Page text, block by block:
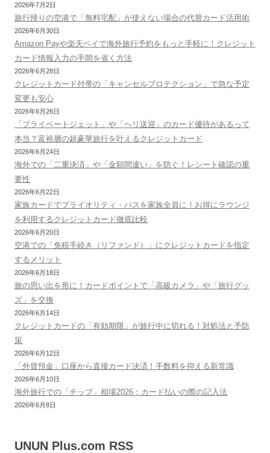
2026年7月2日
旅行帰りの空港で「無料宅配」が使えない場合の代替カード活用術
2026年6月30日
Amazon Payや楽天ペイで海外旅行予約をもっと手軽に！クレジット
カード情報入力の手間を省く方法
2026年6月28日
クレジットカード付帯の「キャンセルプロテクション」で急な予定
変更も安心
2026年6月26日
「プライベートジェット」や「ヘリ送迎」のカード優待があるって
本当？富裕層の超豪華旅行を叶えるクレジットカード
2026年6月24日
海外での「二重決済」や「金額間違い」を防ぐ！レシート確認の重
要性
2026年6月22日
家族カードでプライオリティ・パスを家族全員に！お得にラウンジ
を利用するクレジットカード徹底比較
2026年6月20日
空港での「免税手続き（リファンド）」にクレジットカードを指定
するメリット
2026年6月18日
旅の思い出を形に！カードポイントで「高級カメラ」や「旅行グッ
ズ」を交換
2026年6月14日
クレジットカードの「有効期限」が旅行中に切れる！対処法と予防
策
2026年6月12日
「外貨預金」口座から直接カード決済！手数料を抑える新常識
2026年6月10日
海外旅行での「チップ」相場2026：カード払いの際の記入法
2026年6月8日
UNUN Plus.com RSS